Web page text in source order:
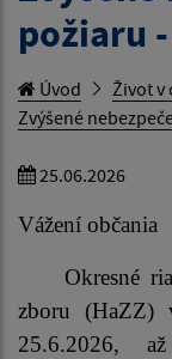
požiaru
Úvod Život v
Zvýšené
25.06.2026
Vážení občania
Okresné
zboru (HaZZ)
25.6.2026,